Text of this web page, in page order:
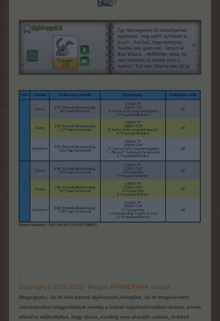
.
Copyright © 2010-2021 - Magyar FARMERAMA csapat
Megjegyzés: Az itt leírt adatok tájékoztató jellegűek. Az itt megjelenített
információkat megpróbáljuk mindig a lehető legaktuálisabban tartani, ennek
ellenére előfordulhat, hogy téves, esetleg nem aktuális adatok, értékek